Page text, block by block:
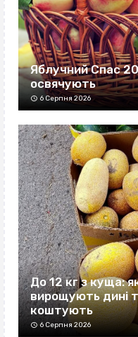
Яблучний Спас
освячують
6 Серпня 2026
До 12 кг з куща:
вирощують дині
коштують
6 Серпня 2026